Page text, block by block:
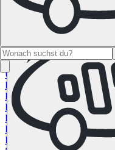
NamibiaSüdafrika
Alle
KanadaCalgaryHalifax
USALas VegasLos Angeles
Francisco
Chile Costa Rica
Deutschland
Berlin Hamburg
Reiseziele in
Frankreich
KorsikaLyon
Reiseziele in
Italien
CagliariFlorenz